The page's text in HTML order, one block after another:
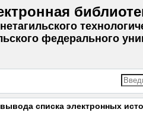
федерального
списка электронных